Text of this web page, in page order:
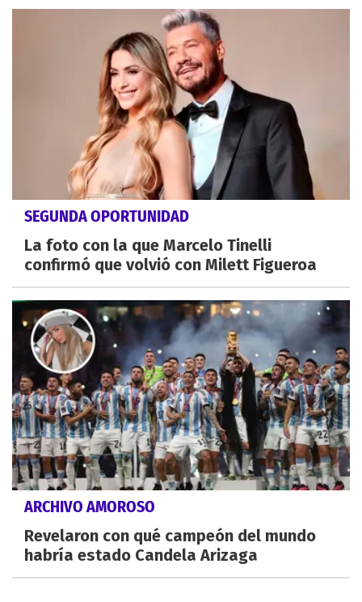
SEGUNDA OPORTUNIDAD
La foto con la que Marcelo Tinelli
confirmó que volvió con Milett Figueroa
ARCHIVO AMOROSO
Revelaron con qué campeón del mundo
habría estado Candela Arizaga